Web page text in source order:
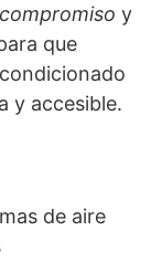
y
que
y accesible.
de aire